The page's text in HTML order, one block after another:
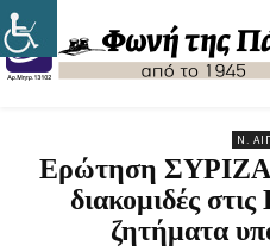
Ν.
Ερώτηση ΣΥΡΙΖΑ
διακομιδές
ζητήματα